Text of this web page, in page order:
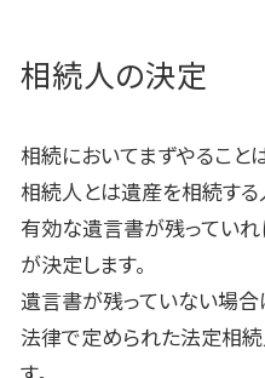
相続人の決定
相続においてまずやること
相続人とは遺産を相続する
有効な遺言書が残っていれ
が決定します。
遺言書が残っていない場
法律で定められた法定相